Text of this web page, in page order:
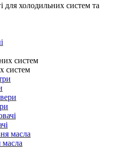
для холодильних систем та
систем
масла